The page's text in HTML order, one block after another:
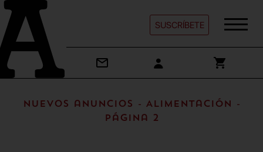
SUSCRÍBETE
Nuevos anuncios - Alimentación -
Página 2